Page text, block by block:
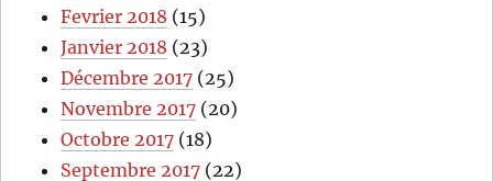
Fevrier 2018 (15)
Janvier 2018 (23)
Décembre 2017 (25)
Novembre 2017 (20)
Octobre 2017 (18)
Septembre 2017 (22)